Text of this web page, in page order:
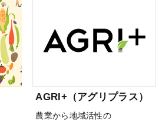
AGRI+（アグリプラス）
農業から地域活性の